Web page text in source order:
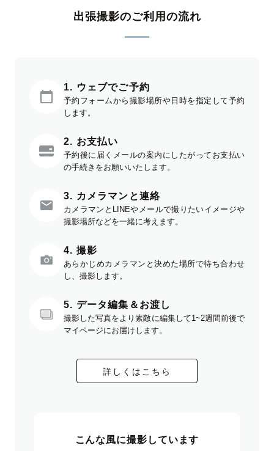
出張撮影のご利用の流れ
1. ウェブでご予約
予約フォームから撮影場所や日時を指定して予約
します。
2. お支払い
予約後に届くメールの案内にしたがってお支払い
の手続きをお願いいたします。
3. カメラマンと連絡
カメラマンとLINEやメールで撮りたいイメージや
撮影場所などを一緒に考えます。
4. 撮影
あらかじめカメラマンと決めた場所で待ち合わせ
し、撮影します。
5. データ編集＆お渡し
撮影した写真をより素敵に編集して1~2週間前後で
マイページにお届けします。
詳しくはこちら
こんな風に撮影しています